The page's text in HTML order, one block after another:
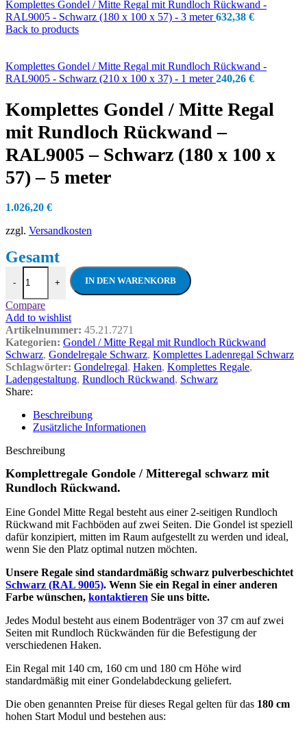
Komplettes Gondel / Mitte Regal mit Rundloch Rückwand -
RAL9005 - Schwarz (180 x 100 x 57) - 3 meter632,38 €
Back to products
Komplettes Gondel / Mitte Regal mit Rundloch Rückwand -
RAL9005 - Schwarz (210 x 100 x 37) - 1 meter240,26 €
Komplettes Gondel / Mitte Regal
mit Rundloch Rückwand –
RAL9005 – Schwarz (180 x 100 x
57) – 5 meter
1.026,20 €
zzgl. Versandkosten
-Komplettes Gondel / Mitte Regal mit
+ IN DEN WARENKORB
Compare
Add to wishlist
Artikelnummer: 45.21.7271
Kategorien: Gondel / Mitte Regal mit Rundloch Rückwand
Schwarz, Gondelregale Schwarz, Komplettes Ladenregal Schwarz
Schlagwörter: Gondelregal, Haken, Komplettes Regale,
Ladengestaltung, Rundloch Rückwand, Schwarz
Share:
Beschreibung
Zusätzliche Informationen
Beschreibung
Komplettregale Gondole / Mitteregal schwarz mit
Rundloch Rückwand.
Eine Gondel Mitte Regal besteht aus einer 2-seitigen Rundloch
Rückwand mit Fachböden auf zwei Seiten. Die Gondel ist speziell
dafür konzipiert, mitten im Raum aufgestellt zu werden und ideal,
wenn Sie den Platz optimal nutzen möchten.
Unsere Regale sind standardmäßig schwarz pulverbeschichtet
Schwarz (RAL 9005). Wenn Sie ein Regal in einer anderen
Farbe wünschen, kontaktieren Sie uns bitte.
Jedes Modul besteht aus einem Bodenträger von 37 cm auf zwei
Seiten mit Rundloch Rückwänden für die Befestigung der
verschiedenen Haken.
Ein Regal mit 140 cm, 160 cm und 180 cm Höhe wird
standardmäßig mit einer Gondelabdeckung geliefert.
Die oben genannten Preise für dieses Regal gelten für das 180 cm
hohen Start Modul und bestehen aus: